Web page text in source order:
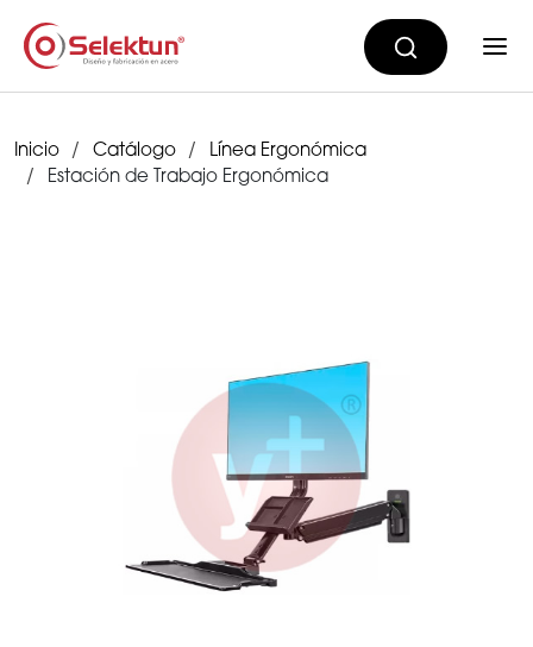
Inicio Catálogo
Línea Ergonómica
Estación de Trabajo Ergonómica